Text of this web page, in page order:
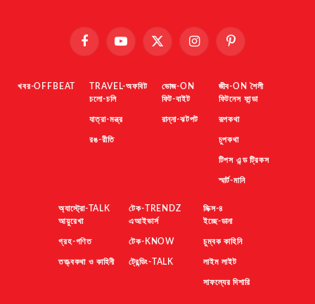
FacebookYouTube X
InstagramPinterest
খবর-OFFBEAT
TRAVEL-অফবিট
চলো-চলি
যাত্রা-মন্ত্র
রঙ-রীতি
ভোজ-ON
ফিট-বাইট
রান্না-ঝটপট
জীব-ON শৈলী
ফিটনেস ফান্ডা
রূপকথা
চুপকথা
টিপস এন্ড ট্রিকস
স্মার্ট-মানি
অ্যাস্ট্রো-TALK
আয়ুরেখা
গ্রহ-গণিত
তত্ত্বকথা ও কাহিনী
টেক-TRENDZ
এআইভার্স
টেক-KNOW
ট্রেন্ডিং-TALK
মিক্স-৪
ইচ্ছে-ডানা
চুম্বক কাহিনি
লাইম লাইট
সাফল্যের দিশারি